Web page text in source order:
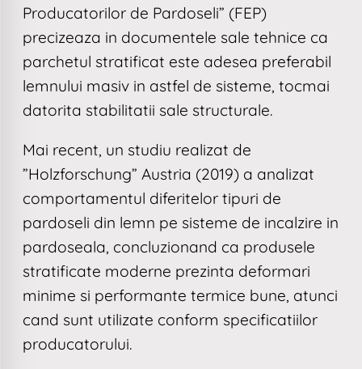
Producatorilor de Pardoseli” (FEP)
precizeaza in documentele sale tehnice ca
parchetul stratificat este adesea preferabil
lemnului masiv in astfel de sisteme, tocmai
datorita stabilitatii sale structurale.
Mai recent, un studiu realizat de
”Holzforschung” Austria (2019) a analizat
comportamentul diferitelor tipuri de
pardoseli din lemn pe sisteme de incalzire in
pardoseala, concluzionand ca produsele
stratificate moderne prezinta deformari
minime si performante termice bune, atunci
cand sunt utilizate conform specificatiilor
producatorului.